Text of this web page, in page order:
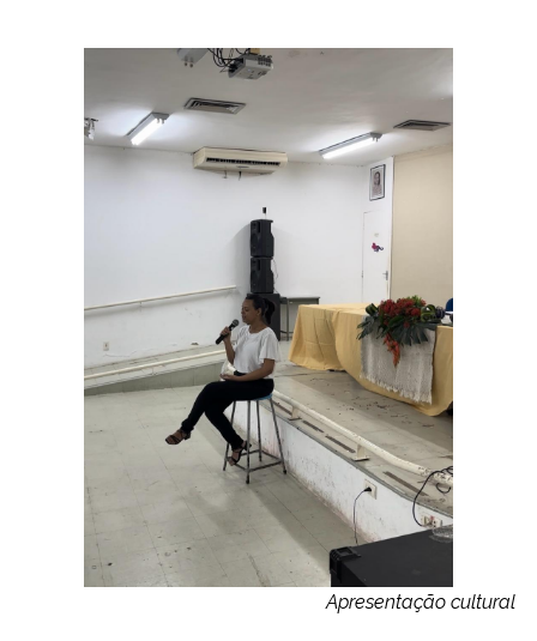
Apresentação cultural